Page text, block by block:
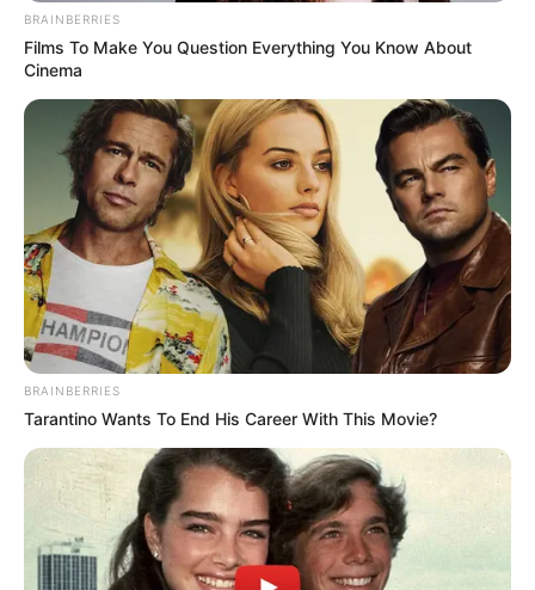
AS MASIH GALAU DALAM KEMBANGKAN JET
No Comments
QI JIGUANG 83: KAPAL LATIH TERBESAR AL CINA,
MEMULAI PELAYARAN DUA BULAN DI ASIA PASIFIK
5 Comments|Sep 25, 2019
CALON PENGGANTI K-61, KAPA DARI EXCALIBUR ARMY
TELAH MELUNCUR DAN DIUJI COBA
10 Comments |Jul 10, 2021
ABAIKAN PROSEDUR KESELAMATAN, PRIA 64 TAHUN
‘TERLONTAR’ DARI RAFALE B
8 Comments|Apr 13, 2020
20 COMMENTS
Embuh 03/02/2018
Pasti anda yang kabur duluan keluar negeri kalau
BRAINBERRIES
Films To Make You Question Everything You Know About
Cinema
BRAINBERRIES
Tarantino Wants To End His Career With This Movie?